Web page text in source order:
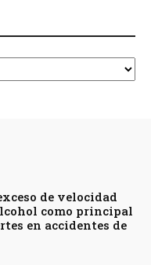
de velocidad
como principal
en accidentes de